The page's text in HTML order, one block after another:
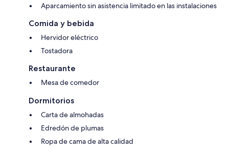
Aparcamiento sin asistencia limitado en las instalaciones
Comida y bebida
Hervidor eléctrico
Tostadora
Restaurante
Mesa de comedor
Dormitorios
Carta de almohadas
Edredón de plumas
Ropa de cama de alta calidad